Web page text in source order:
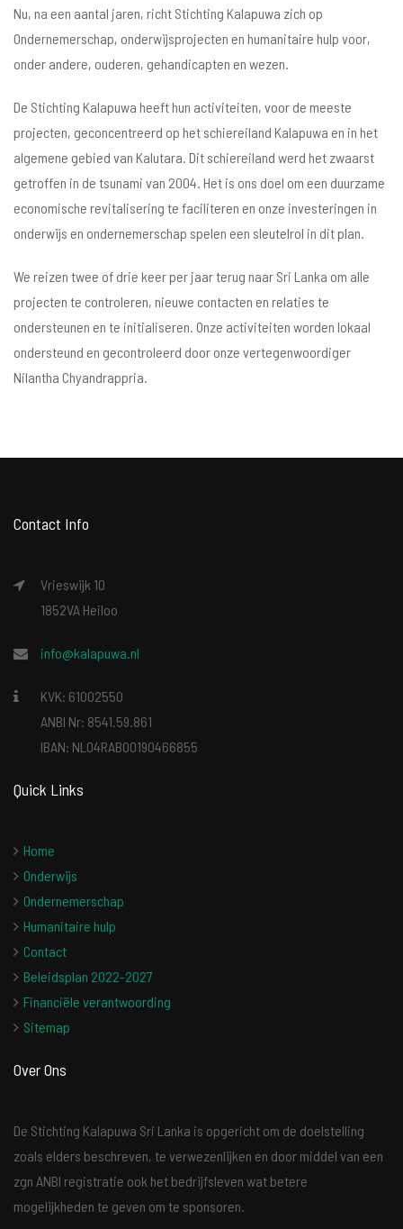
Nu, na een aantal jaren, richt Stichting Kalapuwa zich op
Ondernemerschap, onderwijsprojecten en humanitaire hulp voor,
onder andere, ouderen, gehandicapten en wezen.
De Stichting Kalapuwa heeft hun activiteiten, voor de meeste
projecten, geconcentreerd op het schiereiland Kalapuwa en in het
algemene gebied van Kalutara. Dit schiereiland werd het zwaarst
getroffen in de tsunami van 2004. Het is ons doel om een duurzame
economische revitalisering te faciliteren en onze investeringen in
onderwijs en ondernemerschap spelen een sleutelrol in dit plan.
We reizen twee of drie keer per jaar terug naar Sri Lanka om alle
projecten te controleren, nieuwe contacten en relaties te
ondersteunen en te initialiseren. Onze activiteiten worden lokaal
ondersteund en gecontroleerd door onze vertegenwoordiger
Nilantha Chyandrappria.
Contact Info
Vrieswijk 10
1852VA Heiloo
info@kalapuwa.nl
KVK: 61002550
ANBI Nr: 8541.59.861
IBAN: NL04RABO0190466855
Quick Links
Home
Onderwijs
Ondernemerschap
Humanitaire hulp
Contact
Beleidsplan 2022-2027
Financiële verantwoording
Sitemap
Over Ons
De Stichting Kalapuwa Sri Lanka is opgericht om de doelstelling
zoals elders beschreven, te verwezenlijken en door middel van een
zgn ANBI registratie ook het bedrijfsleven wat betere
mogelijkheden te geven om te sponsoren.